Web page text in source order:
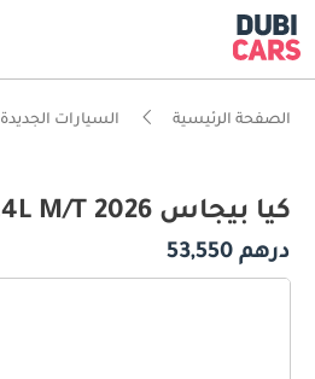
الصفحة الرئيسية السيارات الجديدة
كيا بيجاس 1.4L M/T 2026
درهم 53,550